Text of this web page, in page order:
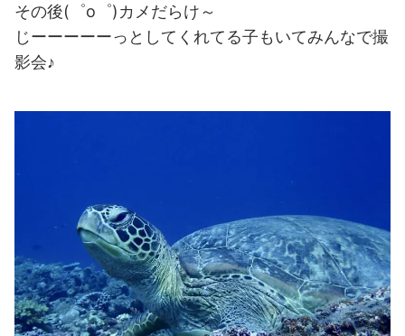
その後(゜o゜)カメだらけ～
じーーーーーっとしてくれてる子もいてみんなで撮
影会♪